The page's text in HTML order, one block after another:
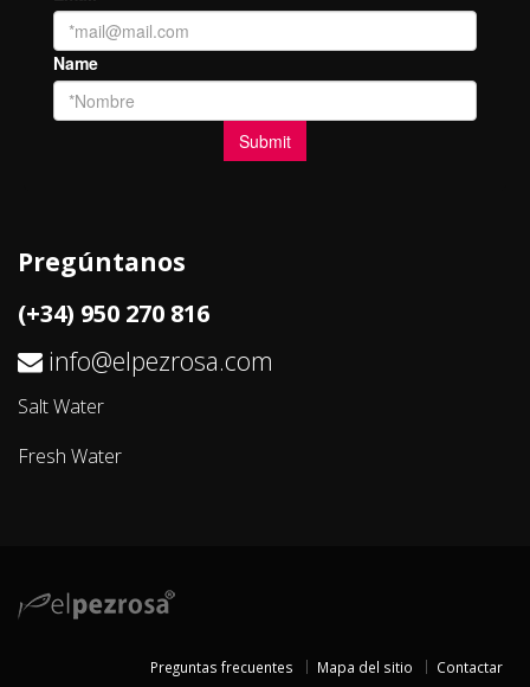
Pregúntanos
(+34) 950 270 816
info@elpezrosa.com
Salt Water
Fresh Water
Preguntas frecuentes Mapa del sitio Contactar